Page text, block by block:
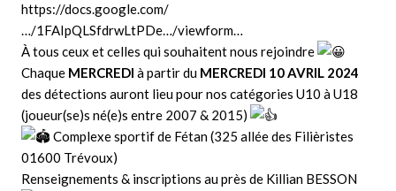
https://docs.google.com/
…/1FAIpQLSfdrwLtPDe…/viewform…
À tous ceux et celles qui souhaitent nous rejoindre
Chaque MERCREDI à partir du MERCREDI 10 AVRIL 2024
des détections auront lieu pour nos catégories U10 à U18
(joueur(se)s né(e)s entre 2007 & 2015)
Complexe sportif de Fétan (325 allée des Filièristes
01600 Trévoux)
Renseignements & inscriptions au près de Killian BESSON